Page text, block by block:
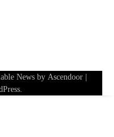
News by Ascendoor
.